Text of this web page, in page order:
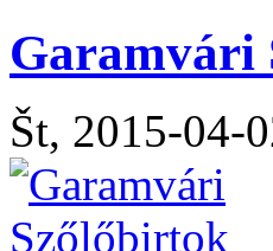
Garamvári
Št, 2015-04-